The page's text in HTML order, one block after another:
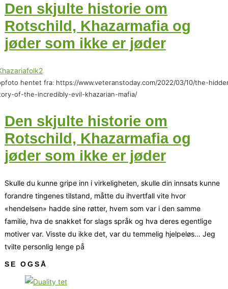
Den skjulte historie om
Rotschild, Khazarmafia og
jøder som ikke er jøder
hentet fra: https://www.veteranstoday.com/2022/03/10/the-
of-the-incredibly-evil-khazarian-mafia/
Den skjulte historie om
Rotschild, Khazarmafia og
jøder som ikke er jøder
Skulle du kunne gripe inn i virkeligheten, skulle din innsats kunne
forandre tingenes tilstand, måtte du ihvertfall vite hvor
«hendelsen» hadde sine røtter, hvem som var i den samme
familie, hva de snakket for slags språk og hva deres egentlige
motiver var. Visste du ikke det, var du temmelig hjelpeløs… Jeg
tvilte personlig lenge på
SE OGSÅ